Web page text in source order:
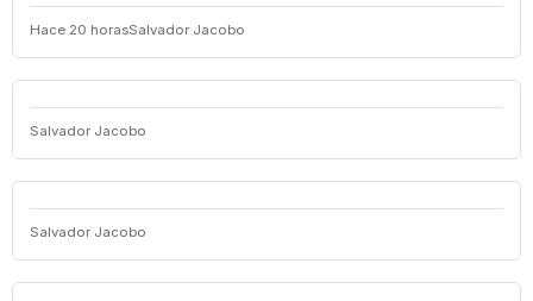
Hace 20 horasSalvador Jacobo
Salvador Jacobo
Salvador Jacobo